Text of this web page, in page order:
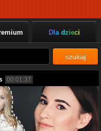
Dla dzieci
szukaj
00:01:37